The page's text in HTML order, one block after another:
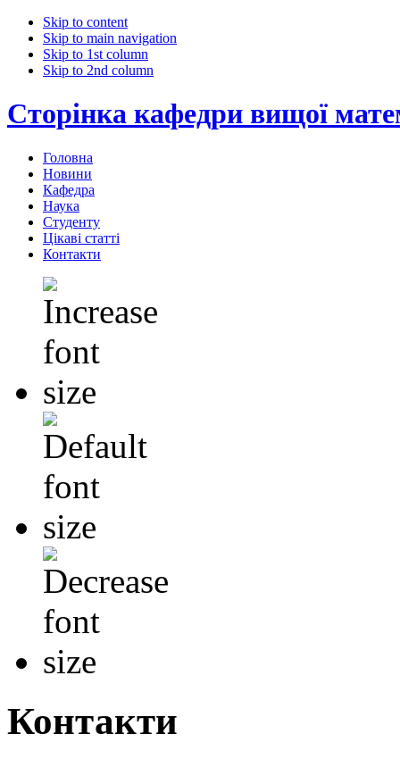
Skip to content
Skip to main navigation
Skip to 1st column
Skip to 2nd column
Сторінка кафедри вищої
Головна
Новини
Кафедра
Наука
Студенту
Цікаві статті
Контакти
Контакти